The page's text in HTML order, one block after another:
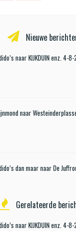
Nieuwe
naar KIJKDUIN enz. 4-
naar
dan maar naar De
Gerelateerde
naar KIJKDUIN enz. 4-